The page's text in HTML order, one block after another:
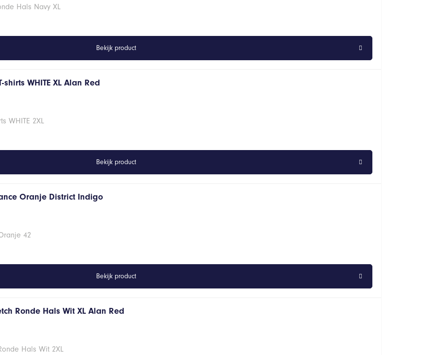
Hals Navy XL
Bekijk product
WHITE XL Alan Red
WHITE 2XL
Bekijk product
Oranje District Indigo
42
Bekijk product
Ronde Hals Wit XL Alan Red
Hals Wit 2XL